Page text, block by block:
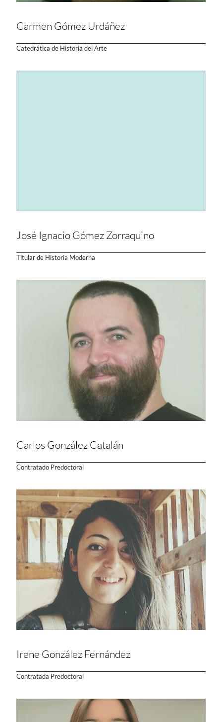
Carmen Gómez Urdáñez
Catedrática de Historia del Arte
José Ignacio Gómez Zorraquino
Titular de Historia Moderna
Carlos González Catalán
Contratado Predoctoral
Irene González Fernández
Contratada Predoctoral